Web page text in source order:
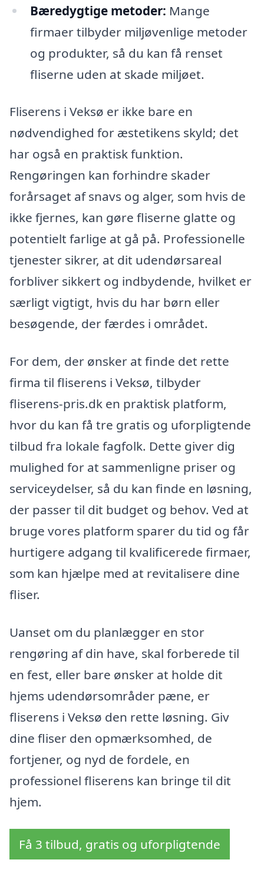
Bæredygtige metoder: Mange
firmaer tilbyder miljøvenlige metoder
og produkter, så du kan få renset
fliserne uden at skade miljøet.
Fliserens i Veksø er ikke bare en
nødvendighed for æstetikens skyld; det
har også en praktisk funktion.
Rengøringen kan forhindre skader
forårsaget af snavs og alger, som hvis de
ikke fjernes, kan gøre fliserne glatte og
potentielt farlige at gå på. Professionelle
tjenester sikrer, at dit udendørsareal
forbliver sikkert og indbydende, hvilket er
særligt vigtigt, hvis du har børn eller
besøgende, der færdes i området.
For dem, der ønsker at finde det rette
firma til fliserens i Veksø, tilbyder
fliserens-pris.dk en praktisk platform,
hvor du kan få tre gratis og uforpligtende
tilbud fra lokale fagfolk. Dette giver dig
mulighed for at sammenligne priser og
serviceydelser, så du kan finde en løsning,
der passer til dit budget og behov. Ved at
bruge vores platform sparer du tid og får
hurtigere adgang til kvalificerede firmaer,
som kan hjælpe med at revitalisere dine
fliser.
Uanset om du planlægger en stor
rengøring af din have, skal forberede til
en fest, eller bare ønsker at holde dit
hjems udendørsområder pæne, er
fliserens i Veksø den rette løsning. Giv
dine fliser den opmærksomhed, de
fortjener, og nyd de fordele, en
professionel fliserens kan bringe til dit
hjem.
Få 3 tilbud, gratis og uforpligtende